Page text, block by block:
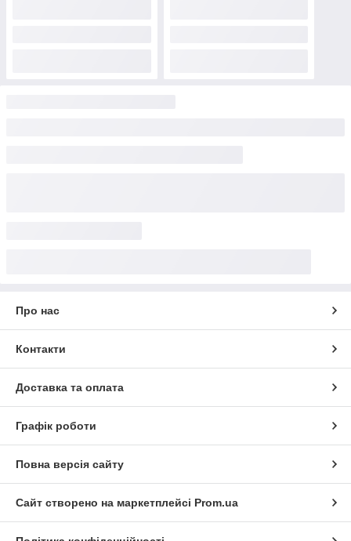
Про нас
Контакти
Доставка та оплата
Графік роботи
Повна версія сайту
Сайт створено на маркетплейсі Prom.ua